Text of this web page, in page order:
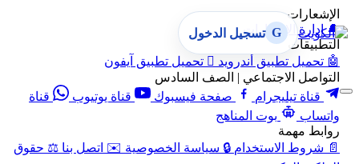
الإشعارات
🔔 إدارة الإشعارات
التطبيقات
🤖 تحميل تطبيق أندرويد  تحميل تطبيق آيفون
التواصل الاجتماعي | الصف السادس
قناة تيليجرام
صفحة فيسبوك قناة يوتيوب
قناة
واتساب
بوت المناهج
روابط مهمة
📄 شروط الاستخدام 🔒 سياسة الخصوصية ✉️ اتصل بنا ⚖️ حقوق
G تسجيل الدخول